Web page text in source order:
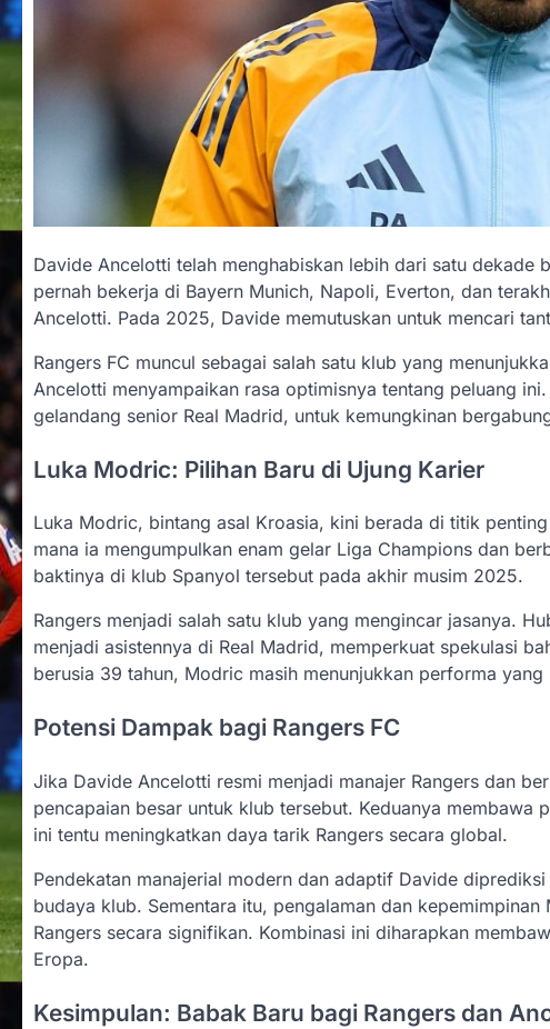
Davide Ancelotti telah menghabiskan lebih dari satu
pernah bekerja di Bayern Munich, Napoli, Everton, dan
Ancelotti. Pada 2025, Davide memutuskan untuk mencari
Rangers FC muncul sebagai salah satu klub yang
Ancelotti menyampaikan rasa optimisnya tentang peluang
gelandang senior Real Madrid, untuk kemungkinan
Luka Modric: Pilihan Baru di Ujung Karier
Luka Modric, bintang asal Kroasia, kini berada di titik
mana ia mengumpulkan enam gelar Liga Champions dan
baktinya di klub Spanyol tersebut pada akhir musim 2025.
Rangers menjadi salah satu klub yang mengincar jasanya.
menjadi asistennya di Real Madrid, memperkuat spekulasi
berusia 39 tahun, Modric masih menunjukkan performa
Potensi Dampak bagi Rangers FC
Jika Davide Ancelotti resmi menjadi manajer Rangers dan
pencapaian besar untuk klub tersebut. Keduanya
ini tentu meningkatkan daya tarik Rangers secara global.
Pendekatan manajerial modern dan adaptif Davide
budaya klub. Sementara itu, pengalaman dan
Rangers secara signifikan. Kombinasi ini diharapkan
Eropa.
Kesimpulan: Babak Baru bagi Rangers dan